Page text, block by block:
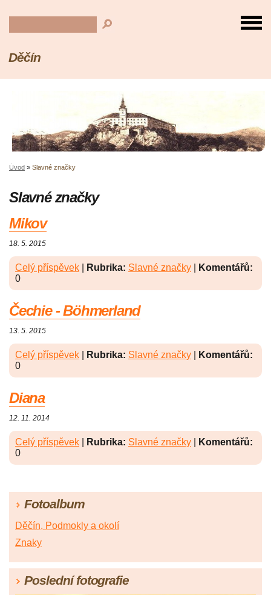
Děčín
Úvod » Slavné značky
Slavné značky
Mikov
18. 5. 2015
Celý příspěvek Rubrika: Slavné značky
Komentářů:
0
Čechie - Böhmerland
13. 5. 2015
Celý příspěvek Rubrika: Slavné značky
Komentářů:
0
Diana
12. 11. 2014
Celý příspěvek Rubrika: Slavné značky
Komentářů:
0
Fotoalbum
Děčín, Podmokly a okolí
Znaky
Poslední fotografie